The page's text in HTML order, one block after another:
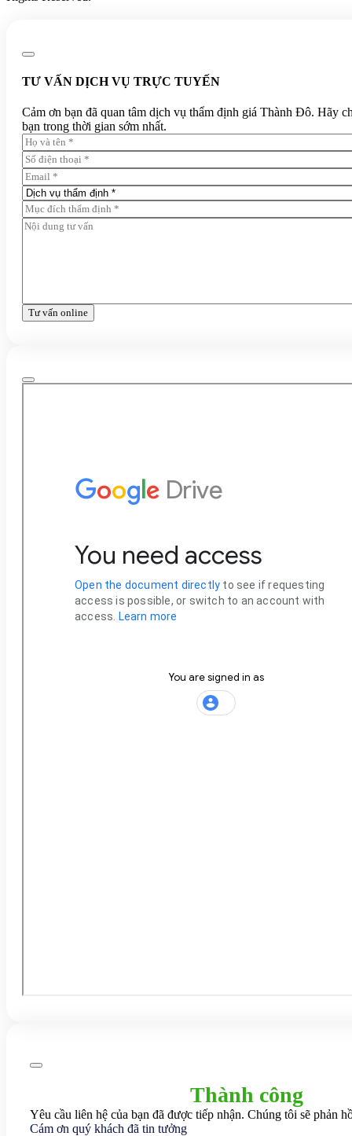
TƯ VẤN DỊCH VỤ TRỰC TUYẾN
Cảm ơn bạn đã quan tâm dịch vụ thẩm định giá Thành Đô. Hãy
bạn trong thời gian sớm nhất.
Tư vấn online
Thành công
Yêu cầu liên hệ của bạn đã được tiếp nhận. Chúng tôi sẽ phản
Cám ơn quý khách đã tin tưởng